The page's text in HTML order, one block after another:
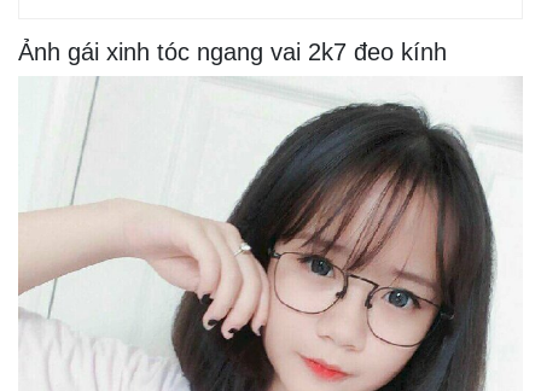
Ảnh gái xinh tóc ngang vai 2k7 đeo kính